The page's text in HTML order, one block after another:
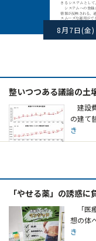
8月7日(金)
整いつつある議論の土
建設
の建て
き
「やせる薬」の誘惑に
「医
想の体
き